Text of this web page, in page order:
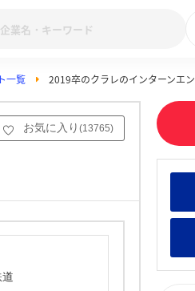
みんなの新卒就職人気企業
28卒 IT・DX現場社員イ
一覧 2019卒のクラレのインターンエ
お気に入り (13765)